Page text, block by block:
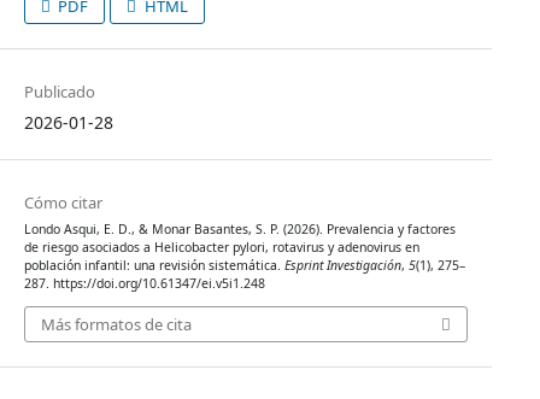
PDF HTML
Publicado
2026-01-28
Cómo citar
Londo Asqui, E. D., & Monar Basantes, S. P. (2026). Prevalencia y factores
de riesgo asociados a Helicobacter pylori, rotavirus y adenovirus en
población infantil: una revisión sistemática. Esprint Investigación, 5(1), 275–
287. https://doi.org/10.61347/ei.v5i1.248
Más formatos de cita